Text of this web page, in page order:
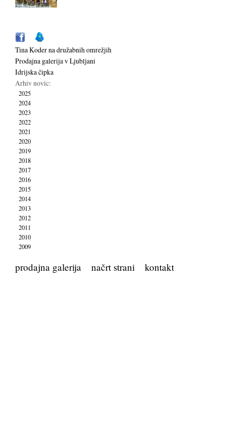
Tina Koder na družabnih omrežjih
Prodajna galerija v Ljubljani
Idrijska čipka
Arhiv novic:
2025
2024
2023
2022
2021
2020
2019
2018
2017
2016
2015
2014
2013
2012
2011
2010
2009
prodajna galerija načrt strani kontakt